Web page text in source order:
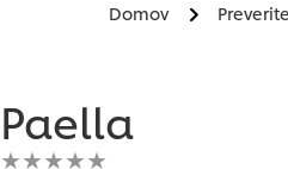
Domov
Paella